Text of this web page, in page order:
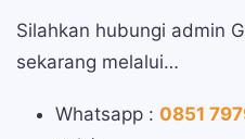
Silahkan hubungi admin
sekarang melalui…
Whatsapp :0851